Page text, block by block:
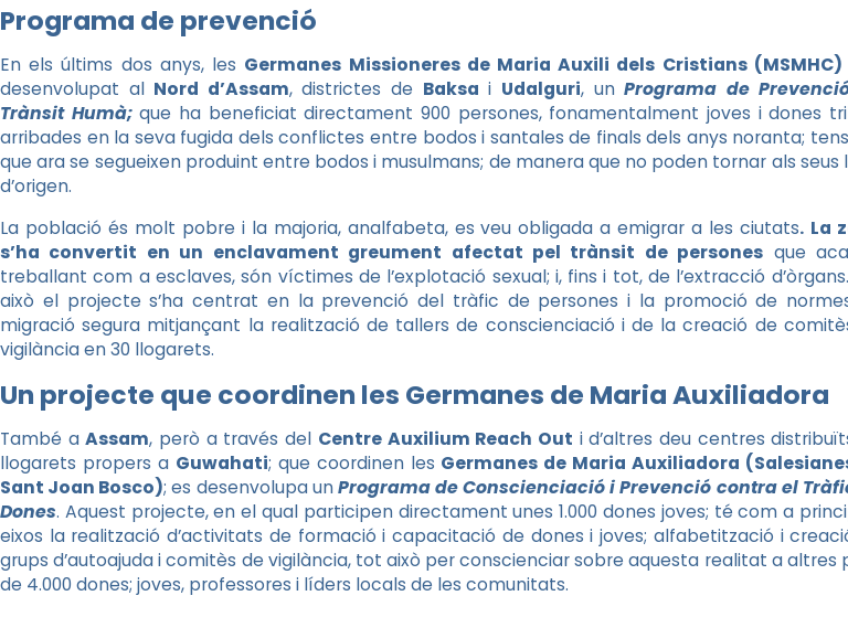
Programa de prevenció
En els últims dos anys, les Germanes Missioneres de Maria Auxili dels Cristians (MSMHC)
desenvolupat al Nord d’Assam, districtes de Baksa i Udalguri, unPrograma de
Trànsit Humà;que ha beneficiat directament 900 persones, fonamentalment joves i dones
arribades en la seva fugida dels conflictes entre bodos i santales de finals dels anys noranta;
que ara se segueixen produint entre bodos i musulmans; de manera que no poden tornar als seus
d’origen.
La població és molt pobre i la majoria, analfabeta, es veu obligada a emigrar a les ciutats. La
s’ha convertit en un enclavament greument afectat pel trànsit de persones que
treballant com a esclaves, són víctimes de l’explotació sexual; i, fins i tot, de l’extracció
això el projecte s’ha centrat en la prevenció del tràfic de persones i la promoció de
migració segura mitjançant la realització de tallers de conscienciació i de la creació de
vigilància en 30 llogarets.
Un projecte que coordinen les Germanes de Maria Auxiliadora
També aAssam, però a través del Centre Auxilium Reach Out i d’altres deu centres
llogarets propers a Guwahati; que coordinen les Germanes de Maria Auxiliadora
Sant Joan Bosco); es desenvolupa unPrograma de Conscienciació i Prevenció contra el
Dones. Aquest projecte, en el qual participen directament unes 1.000 dones joves; té com a
eixos la realització d’activitats de formació i capacitació de dones i joves; alfabetització i
grups d’autoajuda i comitès de vigilància, tot això per conscienciar sobre aquesta realitat a altres
de 4.000 dones; joves, professores i líders locals de les comunitats.